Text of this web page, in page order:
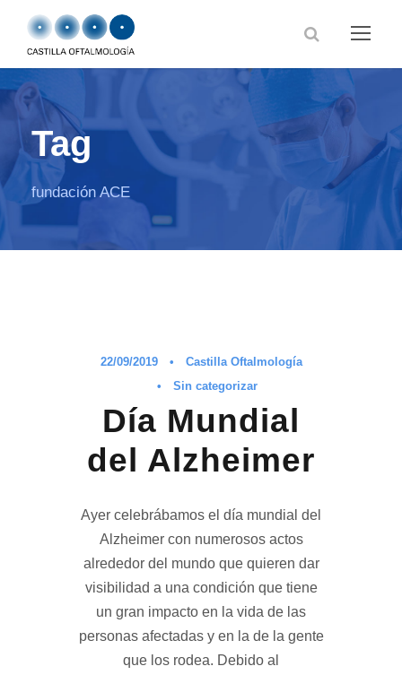
Tag
fundación ACE
22/09/2019 •
Castilla Oftalmología
•
Sin categorizar
Día Mundial
del Alzheimer
Ayer celebrábamos el día mundial del
Alzheimer con numerosos actos
alrededor del mundo que quieren dar
visibilidad a una condición que tiene
un gran impacto en la vida de las
personas afectadas y en la de la gente
que los rodea. Debido al